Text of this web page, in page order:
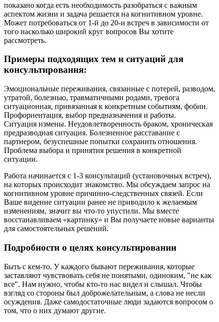
показано когда есть необходимость разобраться с важным
аспектом жизни и задача решается на когнитивном уровне.
Может потребоваться от 1-й до 20-и встреч в зависимости от
того насколько широкий круг вопросов Вы хотите
рассмотреть.
Примеры подходящих тем и ситуаций для
консультирования:
Эмоциональные переживания, связанные с потерей, разводом,
утратой, болезнью, травматичными родами, тревога
ситуационная, привязанная к конкретным событиям, фобии.
Профориентация, выбор предназначения и работы.
Ситуация измены. Неудовлетворенность браком, хроническая
предразводная ситуация. Болезненное расставание с
партнером, безуспешные попытки сохранить отношения.
Проблема выбора и принятия решения в конкретной
ситуации.
Работа начинается с 1-3 консультаций (установочных встреч),
на которых происходит знакомство. Мы обсуждаем запрос на
когнитивном уровне причинно-следственных связей. Если
Ваше видение ситуации ранее не приводило к желаемым
изменениям, значит вы что-то упустили. Мы вместе
восстанавливаем «картинку» и Вы получаете новые варианты
для самостоятельных решений.
Подробности о целях консультировании
Быть с кем-то. У каждого бывают переживания, которые
заставляют чувствовать себя не понятыми, одиноким, "не как
все". Нам нужно, чтобы кто-то нас видел и слышал. Чтобы
взгляд со стороны был доброжелательным, а слова не несли
осуждения. Даже самодостаточные люди задаются вопросом о
том, что о них думают другие.